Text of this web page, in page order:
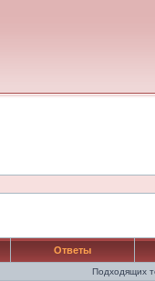
Ответы
Подходящих